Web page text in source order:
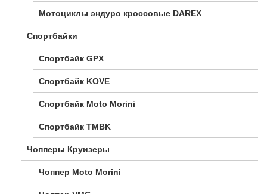
Мотоциклы эндуро кроссовые DAREX
Спортбайки
Спортбайк GPX
Спортбайк KOVE
Спортбайк Moto Morini
Спортбайк TMBK
Чопперы Круизеры
Чоппер Moto Morini